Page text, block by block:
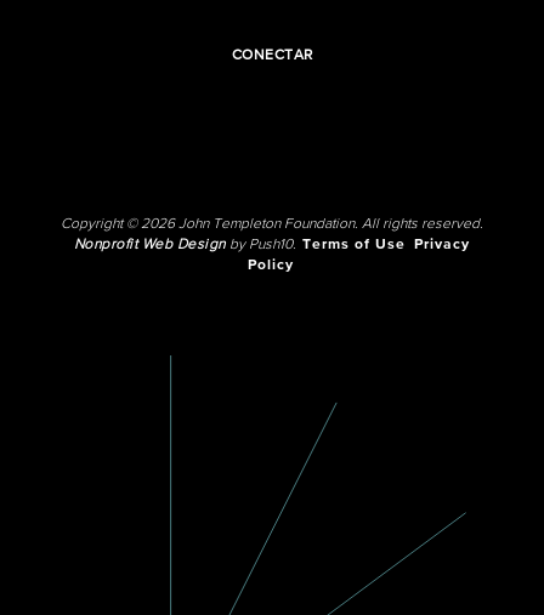
CONECTAR
Copyright © 2026 John Templeton Foundation. All rights reserved.
Nonprofit Web Designby Push10. Terms of Use
Privacy
Policy